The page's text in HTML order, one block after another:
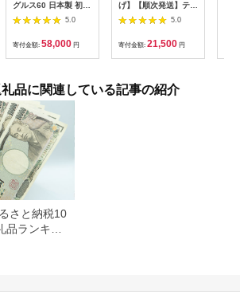
グルス60 日本製 初心
者用 スマホ撮影 (カラ
ー：オレンジ）
【1835-2】
5.0
寄付金額: 58,000 円
げ】【順次発送】ティ
ッシュペーパー 20箱
＆ トイレットロール
(ダブル) 48個 福祉施
設支援 日用品 常備品
備蓄品 box ちり紙 テ
ィッシュ パルプ
100％ 無香料 1箱
5.0
寄付金額: 21,500 円
品に関連している記事の紹介
さと納税10
品ランキン